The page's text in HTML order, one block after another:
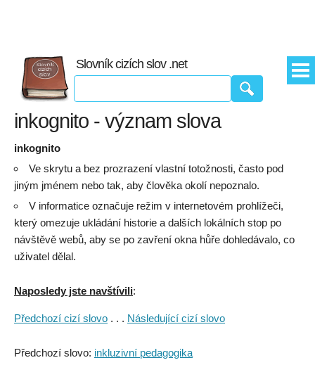
Slovník cizích slov .net
inkognito - význam slova
inkognito
Ve skrytu a bez prozrazení vlastní totožnosti, často pod
jiným jménem nebo tak, aby člověka okolí nepoznalo.
V informatice označuje režim v internetovém prohlížeči,
který omezuje ukládání historie a dalších lokálních stop po
návštěvě webů, aby se po zavření okna hůře dohledávalo, co
uživatel dělal.
Naposledy jste navštívili:
Předchozí cizí slovo . . . Následující cizí slovo
Předchozí slovo: inkluzivní pedagogika